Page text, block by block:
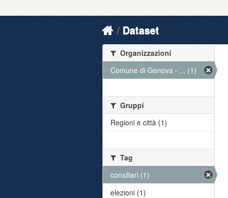
Dataset
Organizzazioni
Comune di Genova - ... (1)
Gruppi
Regioni e città (1)
Tag
consiliari (1)
elezioni (1)